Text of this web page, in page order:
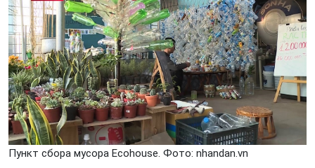
Пункт сбора мусора Ecohouse. Фото: nhandan.vn